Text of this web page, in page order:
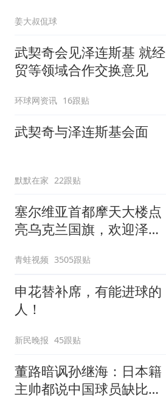
姜大叔侃球
武契奇会见泽连斯基 就经
贸等领域合作交换意见
环球网资讯 16跟贴
武契奇与泽连斯基会面
默默在家 22跟贴
塞尔维亚首都摩天大楼点
亮乌克兰国旗，欢迎泽连
青蛙视频 3505跟贴
申花替补席，有能进球的
人！
新民晚报 45跟贴
董路暗讽孙继海：日本籍
主帅都说中国球员缺比赛